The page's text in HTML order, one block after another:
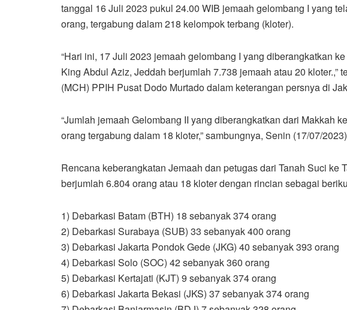
tanggal 16 Juli 2023 pukul 24.00 WIB jemaah gelombang I yang
orang, tergabung dalam 218 kelompok terbang (kloter).
“Hari ini, 17 Juli 2023 jemaah gelombang I yang diberangkatkan
King Abdul Aziz, Jeddah berjumlah 7.738 jemaah atau 20 kloter.,”
(MCH) PPIH Pusat Dodo Murtado dalam keterangan persnya di
“Jumlah jemaah Gelombang II yang diberangkatkan dari Makkah
orang tergabung dalam 18 kloter,” sambungnya, Senin (17/07/
Rencana keberangkatan Jemaah dan petugas dari Tanah Suci ke
berjumlah 6.804 orang atau 18 kloter dengan rincian sebagai
1) Debarkasi Batam (BTH) 18 sebanyak 374 orang
2) Debarkasi Surabaya (SUB) 33 sebanyak 400 orang
3) Debarkasi Jakarta Pondok Gede (JKG) 40 sebanyak 393 orang
4) Debarkasi Solo (SOC) 42 sebanyak 360 orang
5) Debarkasi Kertajati (KJT) 9 sebanyak 374 orang
6) Debarkasi Jakarta Bekasi (JKS) 37 sebanyak 374 orang